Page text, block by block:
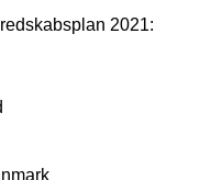
2021: